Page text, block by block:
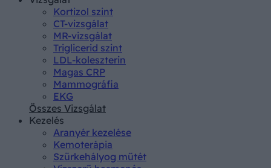
Kortizol szint
CT-vizsgálat
MR-vizsgálat
Triglicerid szint
LDL-koleszterin
Magas CRP
Mammográfia
EKG
Összes Vizsgálat
Kezelés
Aranyér kezelése
Kemoterápia
Szürkehályog műtét